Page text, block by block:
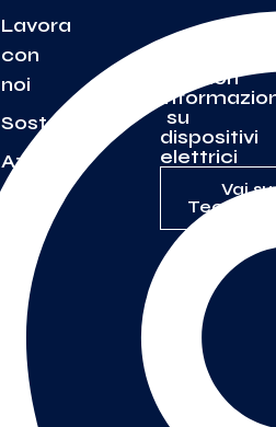
Lavora
con
noi
Sostenibilità
Azienda
Ulteriori
su
dispositivi
elettrici
Vai su